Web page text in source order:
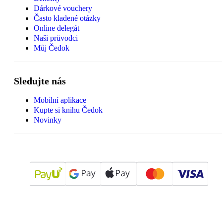
Dárkové vouchery
Často kladené otázky
Online delegát
Naši průvodci
Můj Čedok
Sledujte nás
Mobilní aplikace
Kupte si knihu Čedok
Novinky